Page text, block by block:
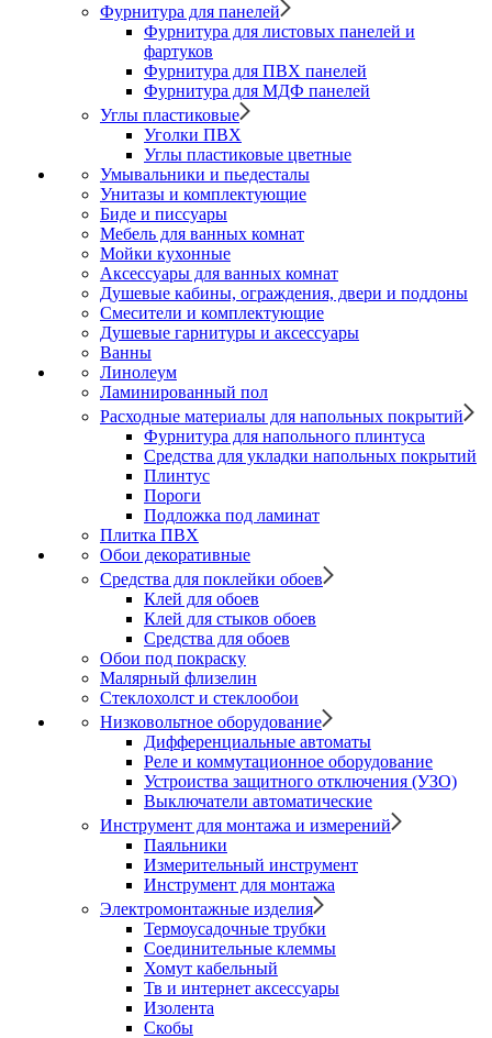
Фурнитура для панелей
Фурнитура для листовых панелей и
фартуков
Фурнитура для ПВХ панелей
Фурнитура для МДФ панелей
Углы пластиковые
Уголки ПВХ
Углы пластиковые цветные
Умывальники и пьедесталы
Унитазы и комплектующие
Биде и писсуары
Мебель для ванных комнат
Мойки кухонные
Аксессуары для ванных комнат
Душевые кабины, ограждения, двери и поддоны
Смесители и комплектующие
Душевые гарнитуры и аксессуары
Ванны
Линолеум
Ламинированный пол
Расходные материалы для напольных покрытий
Фурнитура для напольного плинтуса
Средства для укладки напольных покрытий
Плинтус
Пороги
Подложка под ламинат
Плитка ПВХ
Обои декоративные
Средства для поклейки обоев
Клей для обоев
Клей для стыков обоев
Средства для обоев
Обои под покраску
Малярный флизелин
Стеклохолст и стеклообои
Низковольтное оборудование
Дифференциальные автоматы
Реле и коммутационное оборудование
Устроиства защитного отключения (УЗО)
Выключатели автоматические
Инструмент для монтажа и измерений
Паяльники
Измерительный инструмент
Инструмент для монтажа
Электромонтажные изделия
Термоусадочные трубки
Соединительные клеммы
Хомут кабельный
Тв и интернет аксессуары
Изолента
Скобы